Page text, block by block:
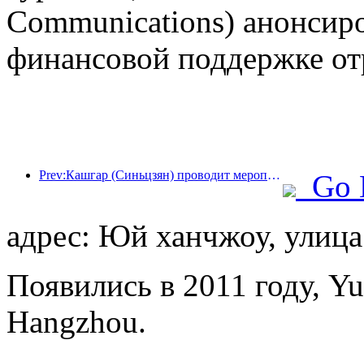
Communications)
финансовой поддержке
Prev:Кашгар (Синьцзян) проводит мероприятие по продвижению туризма с целью содействия межэтническому обмену.
Go
адрес: Юй ханчжоу,
Появились в 2011 году,
Hangzhou.